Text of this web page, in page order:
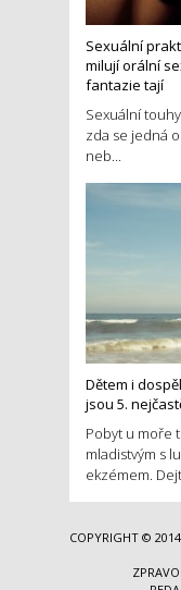
Sexuální
milují orální
fantazie tají
Sexuální
zda se jedná
neb...
Dětem i
jsou 5.
Pobyt u moře
mladistvým s
ekzémem.
COPYRIGHT © 2014